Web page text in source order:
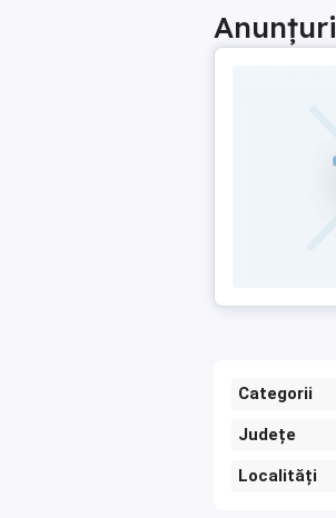
Anunțuri
Categorii
Județe
Localități